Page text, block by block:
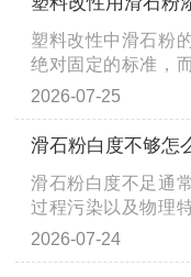
塑料改性中滑石粉
绝对固定的标准，
料基材、产品性能
2026-07-25
滑石粉白度不够怎
滑石粉白度不足通
过程污染以及物理
有效提升滑石粉的
2026-07-24